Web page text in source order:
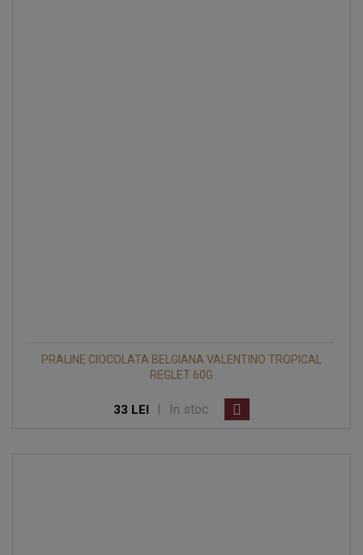
PRALINE CIOCOLATA BELGIANA VALENTINO TROPICAL
REGLET 60G
33 LEI In stoc